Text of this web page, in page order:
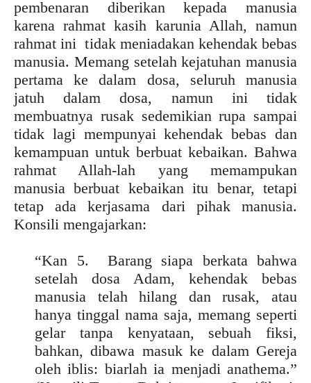
pembenaran diberikan kepada manusia
karena rahmat kasih karunia Allah, namun
rahmat ini tidak meniadakan kehendak bebas
manusia. Memang setelah kejatuhan manusia
pertama ke dalam dosa, seluruh manusia
jatuh dalam dosa, namun ini tidak
membuatnya rusak sedemikian rupa sampai
tidak lagi mempunyai kehendak bebas dan
kemampuan untuk berbuat kebaikan. Bahwa
rahmat Allah-lah yang memampukan
manusia berbuat kebaikan itu benar, tetapi
tetap ada kerjasama dari pihak manusia.
Konsili mengajarkan:
“Kan 5. Barang siapa berkata bahwa
setelah dosa Adam, kehendak bebas
manusia telah hilang dan rusak, atau
hanya tinggal nama saja, memang seperti
gelar tanpa kenyataan, sebuah fiksi,
bahkan, dibawa masuk ke dalam Gereja
oleh iblis: biarlah ia menjadi anathema.”